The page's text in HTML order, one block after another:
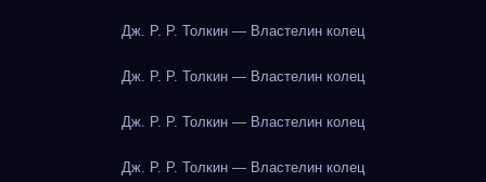
Дж. Р. Р. Толкин — Властелин колец
Дж. Р. Р. Толкин — Властелин колец
Дж. Р. Р. Толкин — Властелин колец
Дж. Р. Р. Толкин — Властелин колец